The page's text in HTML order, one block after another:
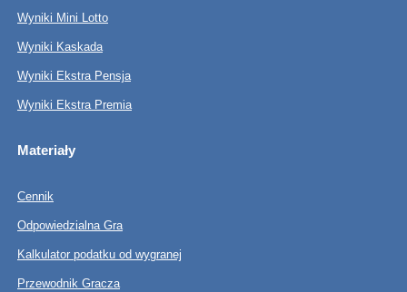
Wyniki Mini Lotto
Wyniki Kaskada
Wyniki Ekstra Pensja
Wyniki Ekstra Premia
Materiały
Cennik
Odpowiedzialna Gra
Kalkulator podatku od wygranej
Przewodnik Gracza